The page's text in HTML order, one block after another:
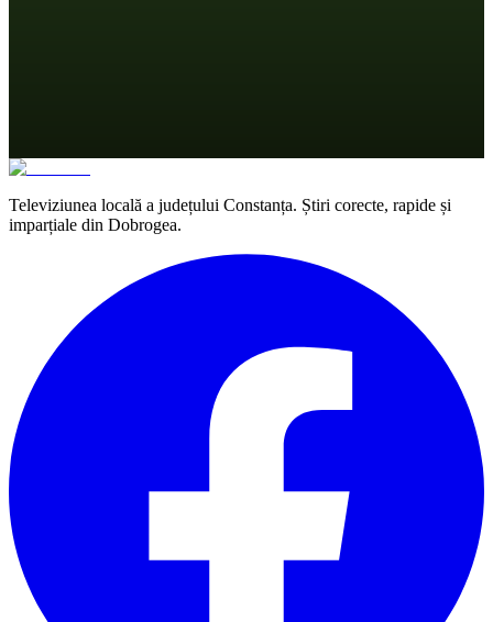
Televiziunea locală a județului Constanța. Știri corecte, rapide și
imparțiale din Dobrogea.